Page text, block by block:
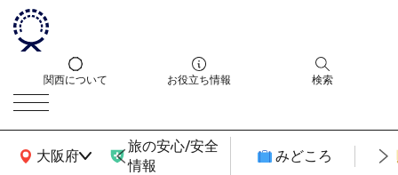
関西について お役立ち情報 検索
大阪府
関西広域MAP
旅の安心/安全
情報
みどころ